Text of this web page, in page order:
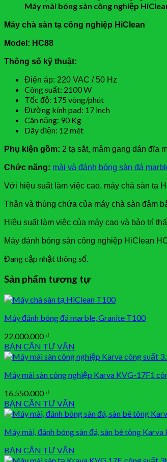
Máy mài bóng sàn công nghiệp
Máy chà sàn tạ công nghiệp HiClean
Model: HC88
Thông số kỹ thuật:
Điện áp: 220 VAC / 50 Hz
Công suất: 2100 W
Tốc độ: 175 vòng/phút
Đường kính pad: 17 inch
Cân nặng: 90 Kg
Dây điện: 12 mét
Phụ kiện gồm: 2 tạ sắt, mâm gang dán đĩa
Chức năng: mài và đánh bóng sàn đá
Với hiệu suất làm việc cao, máy chà sàn tạ
Thân và thùng chứa của máy chà sàn đảm
Hiệu suất làm việc của máy cao và bảo trì
Máy đánh bóng sàn công nghiệp HiClean
Đang cập nhật thông số.
Sản phẩm tương tự
Máy đánh bóng đá marble, Granite T100
22.000.000₫
BẠN CẦN TƯ VẤN
Máy mài sàn công nghiệp Karva KVG-17F1
16.550.000₫
BẠN CẦN TƯ VẤN
Máy mài, đánh bóng sàn đá, sàn bê tông Karva
BẠN CẦN TƯ VẤN